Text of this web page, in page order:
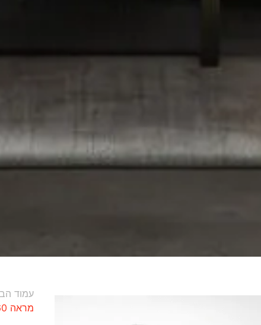
עמוד
מראה 160 אגוז שקד